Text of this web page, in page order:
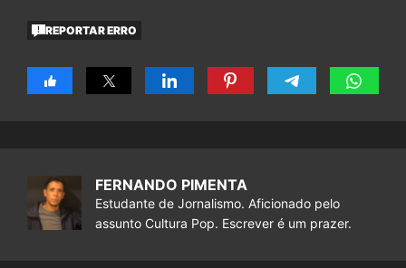
REPORTAR ERRO
FERNANDO PIMENTA
Estudante de Jornalismo. Aficionado pelo
assunto Cultura Pop. Escrever é um prazer.